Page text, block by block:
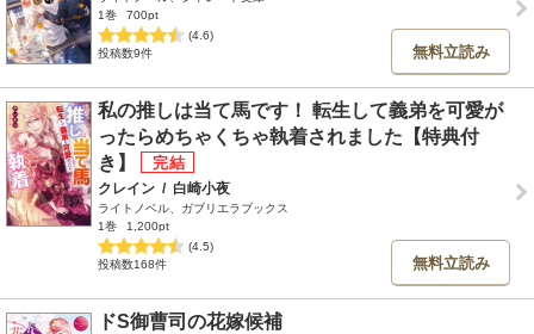
1巻
700pt
(4.6)
投稿数9件
無料立読み
私の推しは当て馬です！ 転生して義弟を可愛が
ったらめちゃくちゃ執着されました【特典付
き】
クレイン / 白崎小夜
ライトノベル、ガブリエラブックス
1巻
1,200pt
(4.5)
投稿数168件
無料立読み
ドS御曹司の花嫁候補